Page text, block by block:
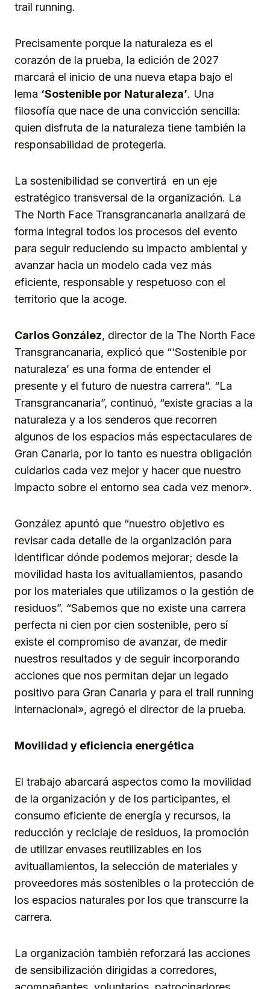
trail running.
Precisamente porque la naturaleza es el
corazón de la prueba, la edición de 2027
marcará el inicio de una nueva etapa bajo el
lema ‘Sostenible por Naturaleza’. Una
filosofía que nace de una convicción sencilla:
quien disfruta de la naturaleza tiene también la
responsabilidad de protegerla.
La sostenibilidad se convertirá en un eje
estratégico transversal de la organización. La
The North Face Transgrancanaria analizará de
forma integral todos los procesos del evento
para seguir reduciendo su impacto ambiental y
avanzar hacia un modelo cada vez más
eficiente, responsable y respetuoso con el
territorio que la acoge.
Carlos González, director de la The North Face
Transgrancanaria, explicó que “‘Sostenible por
naturaleza’ es una forma de entender el
presente y el futuro de nuestra carrera”. “La
Transgrancanaria”, continuó, “existe gracias a la
naturaleza y a los senderos que recorren
algunos de los espacios más espectaculares de
Gran Canaria, por lo tanto es nuestra obligación
cuidarlos cada vez mejor y hacer que nuestro
impacto sobre el entorno sea cada vez menor».
González apuntó que “nuestro objetivo es
revisar cada detalle de la organización para
identificar dónde podemos mejorar; desde la
movilidad hasta los avituallamientos, pasando
por los materiales que utilizamos o la gestión de
residuos”. “Sabemos que no existe una carrera
perfecta ni cien por cien sostenible, pero sí
existe el compromiso de avanzar, de medir
nuestros resultados y de seguir incorporando
acciones que nos permitan dejar un legado
positivo para Gran Canaria y para el trail running
internacional», agregó el director de la prueba.
Movilidad y eficiencia energética
El trabajo abarcará aspectos como la movilidad
de la organización y de los participantes, el
consumo eficiente de energía y recursos, la
reducción y reciclaje de residuos, la promoción
de utilizar envases reutilizables en los
avituallamientos, la selección de materiales y
proveedores más sostenibles o la protección de
los espacios naturales por los que transcurre la
carrera.
La organización también reforzará las acciones
de sensibilización dirigidas a corredores,